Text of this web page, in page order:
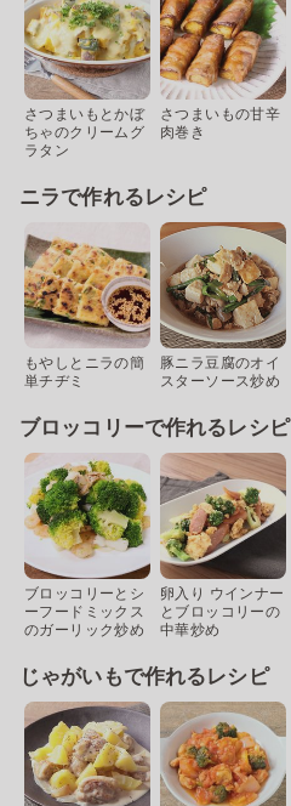
さつまいもとかぼ
ちゃのクリームグ
ラタン
さつまいもの甘辛
肉巻き
ニラで作れるレシピ
もやしとニラの簡
単チヂミ
豚ニラ豆腐のオイ
スターソース炒め
ブロッコリーで作れるレシピ
ブロッコリーとシ
ーフードミックス
のガーリック炒め
卵入り ウインナー
とブロッコリーの
中華炒め
じゃがいもで作れるレシピ